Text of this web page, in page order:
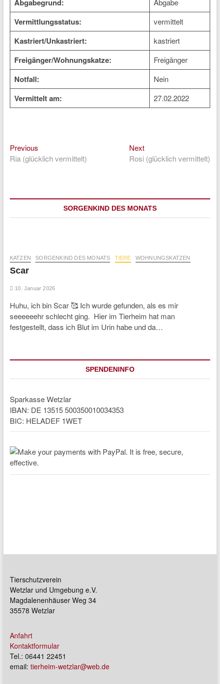
Abgabegrund: Abgabe
Vermittlungsstatus: vermittelt
Kastriert/Unkastriert: kastriert
Freigänger/Wohnungskatze: Freigänger
Notfall: Nein
Vermittelt am: 27.02.2022
Beitragsnavigation
PreviousPrevious
post:
Ria (glücklich vermittelt)
NextNext
post:
Rosi (glücklich vermittelt)
SORGENKIND DES MONATS
KATZEN SORGENKIND DES MONATS TIERE WOHNUNGSKATZEN
Scar
10. Januar 2026
Huhu, ich bin Scar 🥰 Ich wurde gefunden, als es mir
seeeeeehr schlecht ging. Hier im Tierheim hat man
festgestellt, dass ich Blut im Urin habe und da…
SPENDENINFO
Sparkasse Wetzlar
IBAN: DE 13515 500350010034353
BIC: HELADEF 1WET
Tierschutzverein
Wetzlar und Umgebung e.V.
Magdalenenhäuser Weg 34
35578 Wetzlar
Anfahrt
Kontaktformular
Tel.: 06441 22451
email: tierheim-wetzlar@web.de